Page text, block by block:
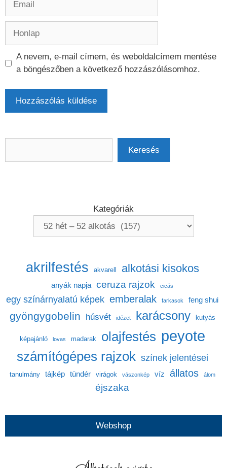
A nevem, e-mail címem, és weboldalcímem mentése
a böngészőben a következő hozzászólásomhoz.
Keresés
Kategóriák
akrilfestés akvarell alkotási kisokos
anyák napja ceruza rajzok cicás
egy színárnyalatú képek emberalak farkasok feng shui
gyöngygobelin húsvét idézet karácsony kutyás
képajánló lovas madarak olajfestés peyote
számítógépes rajzok színek jelentései
tanulmány tájkép tündér virágok vászonkép víz állatos álom
éjszaka
Webshop